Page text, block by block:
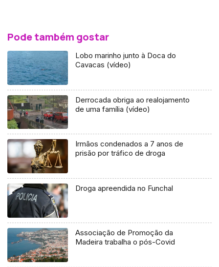
Pode também gostar
Lobo marinho junto à Doca do
Cavacas (vídeo)
Derrocada obriga ao realojamento
de uma família (vídeo)
Irmãos condenados a 7 anos de
prisão por tráfico de droga
Droga apreendida no Funchal
Associação de Promoção da
Madeira trabalha o pós-Covid